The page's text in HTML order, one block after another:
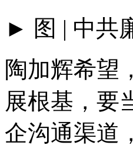
► 图 | 中共
陶加辉希望
展根基，要
企沟通渠道